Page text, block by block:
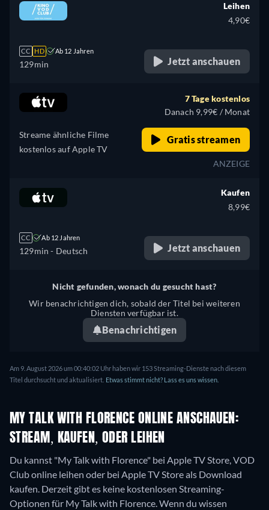
CC HD Ab 12 Jahren
129min
Leihen
4,90€
Jetzt anschauen
Streame ähnliche Filme
kostenlos auf Apple TV
7 Tage kostenlos
Danach 9,99€ / Monat
Gratis streamen
ANZEIGE
CC Ab 12 Jahren
129min - Deutsch
Kaufen
8,99€
Jetzt anschauen
Nicht gefunden, wonach du gesucht hast?
Wir benachrichtigen dich, sobald der Titel bei weiteren
Diensten verfügbar ist.
Benachrichtigen
Am 9. August 2026 um 00:40:02 Uhr haben wir 153 Streaming-Dienste nach diesem
Titel durchsucht und aktualisiert. Etwas stimmt nicht? Lass es uns wissen.
MY TALK WITH FLORENCE ONLINE ANSCHAUEN:
STREAM, KAUFEN, ODER LEIHEN
Du kannst "My Talk with Florence" bei Apple TV Store, VOD
Club online leihen oder bei Apple TV Store als Download
kaufen. Derzeit gibt es keine kostenlosen Streaming-
Optionen für My Talk with Florence. Wenn du wissen